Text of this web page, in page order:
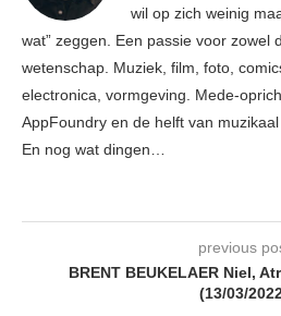
wil op zich weinig
wat” zeggen. Een passie voor zowel
wetenschap. Muziek, film, foto,
electronica, vormgeving. Mede-
AppFoundry en de helft van
En nog wat dingen…
previous
BRENT BEUKELAER Niel,
(13/03/